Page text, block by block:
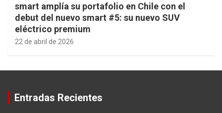
smart amplía su portafolio en Chile con el
debut del nuevo smart #5: su nuevo SUV
eléctrico premium
22 de abril de 2026
Entradas Recientes